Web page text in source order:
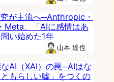
が主流へ─Anthropic・
Meta、「AIに感情はあ
い始めた1年
山本 達也
AI（XAI）の罠─AIはな
もらしい嘘」をつくの